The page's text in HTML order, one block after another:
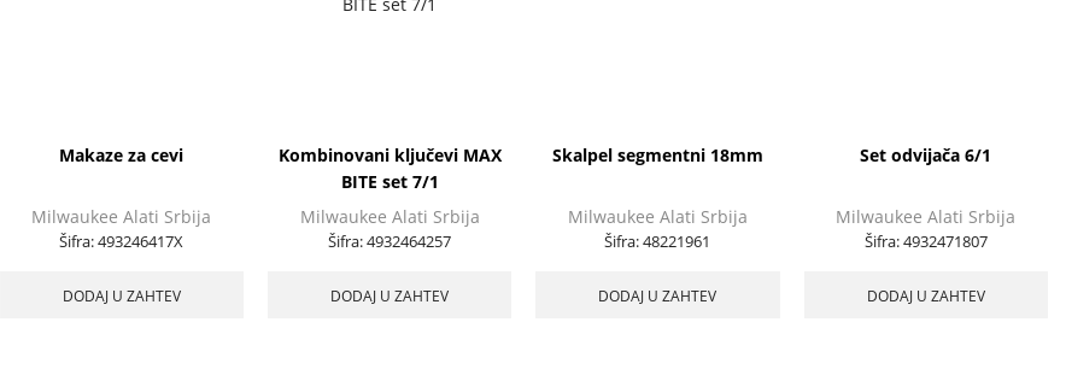
Makaze za cevi
Milwaukee Alati Srbija
Šifra:493246417X
DODAJ U ZAHTEV
Kombinovani ključevi MAX
BITE set 7/1
Milwaukee Alati Srbija
Šifra:4932464257
DODAJ U ZAHTEV
Skalpel segmentni 18mm
Milwaukee Alati Srbija
Šifra:48221961
DODAJ U ZAHTEV
Set odvijača 6/1
Milwaukee Alati Srbija
Šifra:4932471807
DODAJ U ZAHTEV